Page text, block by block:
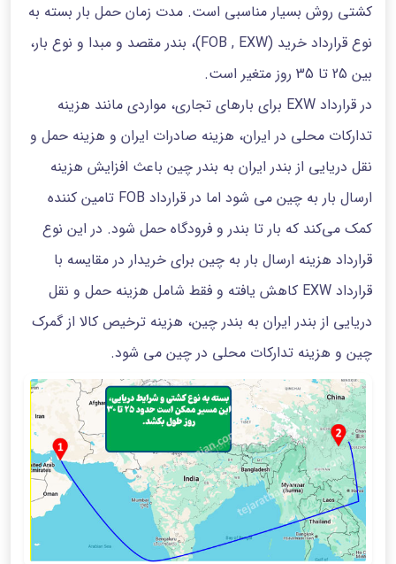
کشتی روش بسیار مناسبی است. مدت زمان حمل بار بسته به
نوع قرارداد خرید (FOB , EXW)، بندر مقصد و مبدا و نوع بار،
بین 25 تا 35 روز متغیر است.
در قرارداد EXW برای بارهای تجاری، مواردی مانند هزینه
تدارکات محلی در ایران، هزینه صادرات ایران و هزینه حمل و
نقل دریایی از بندر ایران به بندر چین باعث افزایش هزینه
ارسال بار به چین می شود اما در قرارداد FOB تامین کننده
کمک می‌کند که بار تا بندر و فرودگاه حمل شود. در این نوع
قرارداد هزینه ارسال بار به چین برای خریدار در مقایسه با
قرارداد EXW کاهش یافته و فقط شامل هزینه حمل و نقل
دریایی از بندر ایران به بندر چین، هزینه ترخیص کالا از گمرک
چین و هزینه تدارکات محلی در چین می شود.